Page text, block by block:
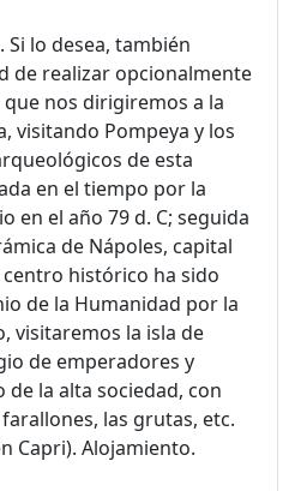
Si lo desea, también
de realizar opcionalmente
nos dirigiremos a la
visitando Pompeya y los
de esta
en el tiempo por la
en el año 79 d. C; seguida
de Nápoles, capital
histórico ha sido
de la Humanidad por la
visitaremos la isla de
de emperadores y
la alta sociedad, con
las grutas, etc.
Capri). Alojamiento.